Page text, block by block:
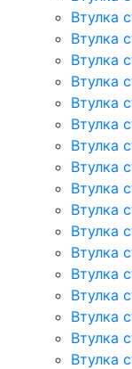
Втулка
Втулка
Втулка
Втулка
Втулка
Втулка
Втулка
Втулка
Втулка
Втулка
Втулка
Втулка
Втулка
Втулка
Втулка
Втулка
Втулка